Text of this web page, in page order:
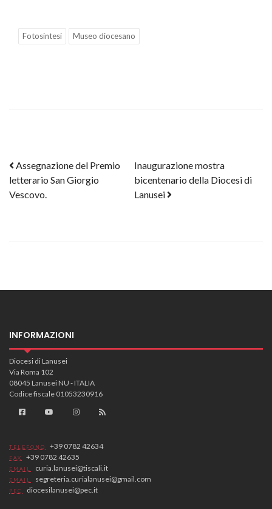
Fotosintesi Museo diocesano
Post navigation
Assegnazione del Premio
letterario San Giorgio
Vescovo.
Inaugurazione mostra
bicentenario della Diocesi di
Lanusei
INFORMAZIONI
Diocesi di Lanusei
Via Roma 102
08045 Lanusei NU - ITALIA
Codice fiscale 01053230916
TELEFONO +39 0782 42634
FAX +39 0782 42635
EMAIL curia.lanusei@tiscali.it
EMAIL segreteria.curialanusei@gmail.com
PEC diocesilanusei@pec.it